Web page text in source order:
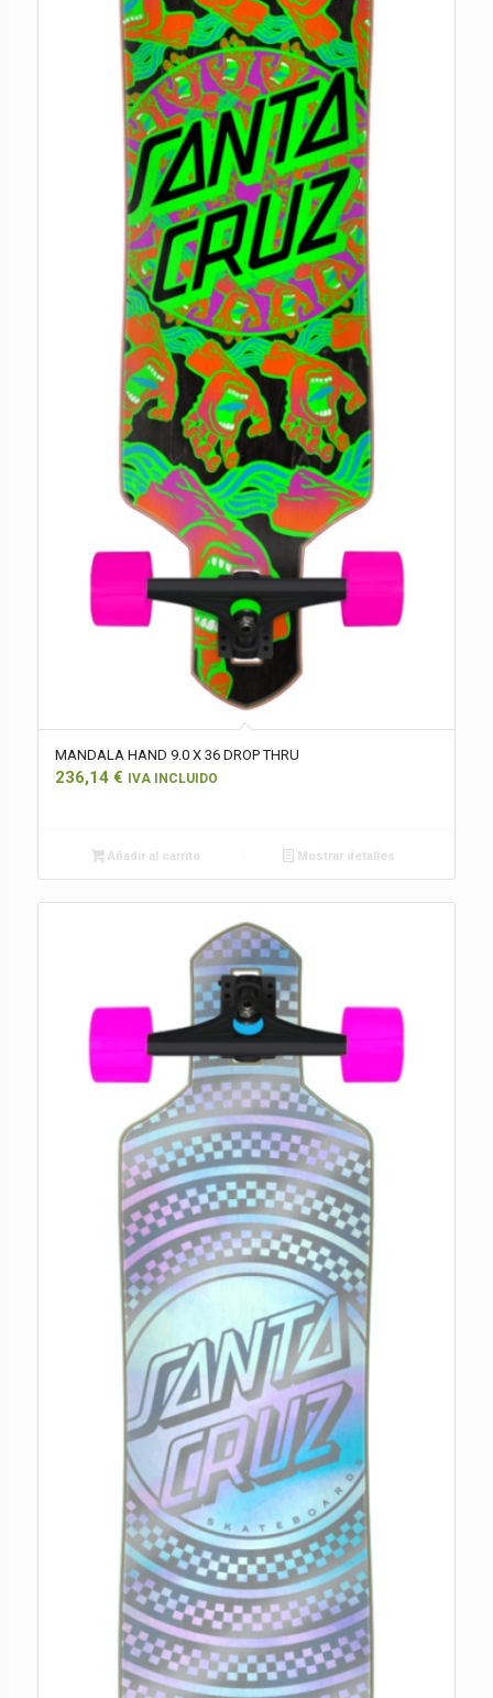
MANDALA HAND 9.0 X 36 DROP THRU
236,14 € IVA INCLUIDO
Añadir al carrito Mostrar detalles